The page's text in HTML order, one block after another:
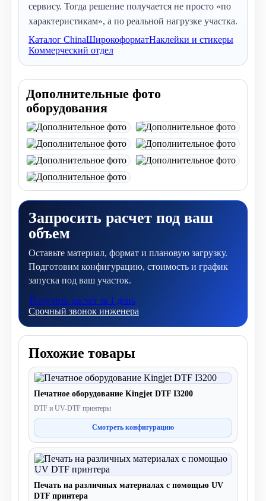
сервису. Тогда решение получается не просто «по
характеристикам», а по реальной нагрузке участка.
Каталог ChinaШирокоформатНаклейки и стикеры
Коммерческий отдел
Дополнительные фото
оборудования
Запросить расчет под ваш
объем
Оставьте материал, формат и плановую загрузку.
Подготовим конфигурацию, стоимость и график
запуска под ваш участок.
Получить расчет за 1 день
Срочный звонок инженера
Похожие товары
Печатное оборудование Kingjet DTF I3200
DTF и UV-DTF принтеры
Смотреть конфигурацию
Печать на различных материалах с помощью UV
DTF принтера